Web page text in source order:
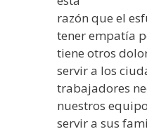
razón que el
tener empatía
tiene otros
servir a los
trabajadores
nuestros
servir a sus